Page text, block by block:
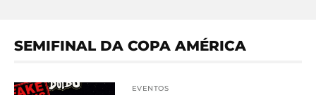
SEMIFINAL DA COPA AMÉRICA
EVENTOS